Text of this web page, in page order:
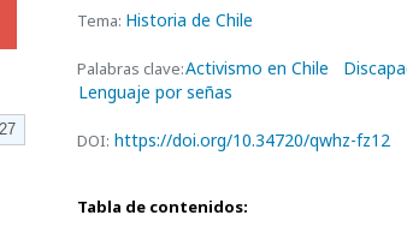
Tema: Historia de Chile
Palabras clave:Activismo en Chile
Lenguaje por señas
DOI: https://doi.org/10.34720/qwhz-fz12
Tabla de contenidos: